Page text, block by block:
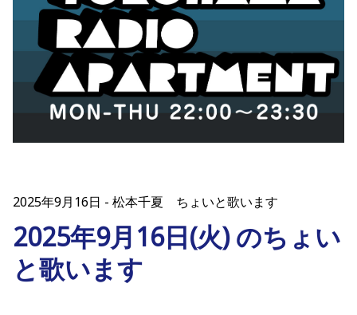
2025年9月16日 松本千夏 ちょいと歌います
2025年9月16日(火) のちょい
と歌います